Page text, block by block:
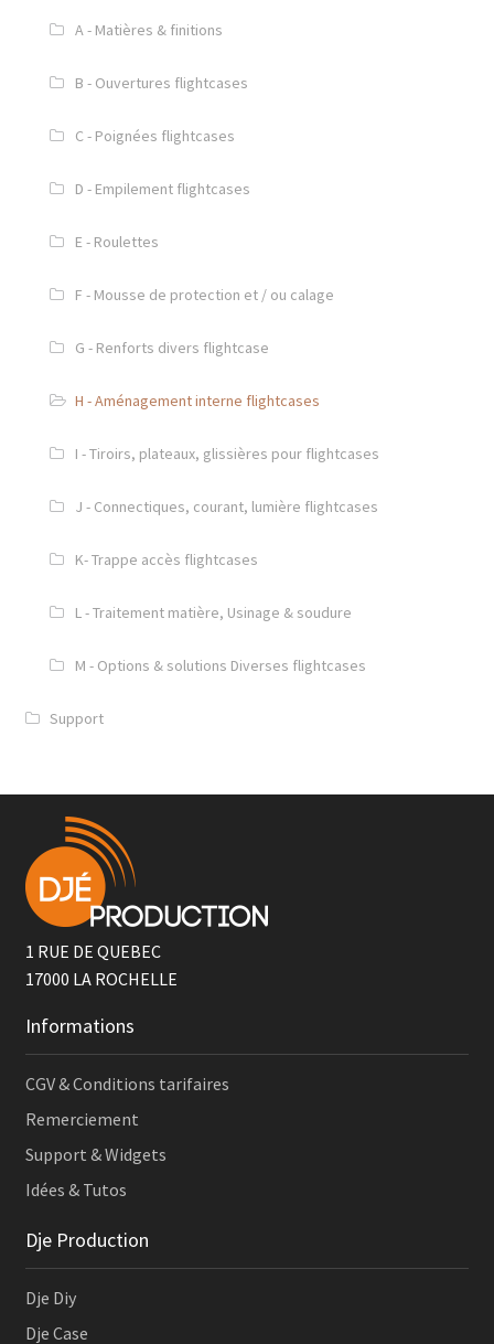
A - Matières & finitions
B - Ouvertures flightcases
C - Poignées flightcases
D - Empilement flightcases
E - Roulettes
F - Mousse de protection et / ou calage
G - Renforts divers flightcase
H - Aménagement interne flightcases
I - Tiroirs, plateaux, glissières pour flightcases
J - Connectiques, courant, lumière flightcases
K- Trappe accès flightcases
L - Traitement matière, Usinage & soudure
M - Options & solutions Diverses flightcases
Support
1 RUE DE QUEBEC
17000 LA ROCHELLE
Informations
CGV & Conditions tarifaires
Remerciement
Support & Widgets
Idées & Tutos
Dje Production
Dje Diy
Dje Case